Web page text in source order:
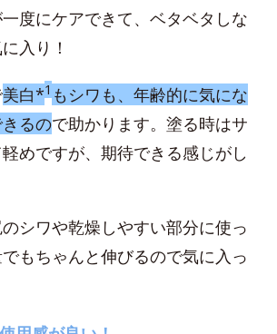
一度にケアできて、ベタベタしな
入り！
美白*1 もシワも、年齢的に気にな
るので助かります。塗る時はサ
めですが、期待できる感じがし
のシワや乾燥しやすい部分に使っ
もちゃんと伸びるので気に入っ